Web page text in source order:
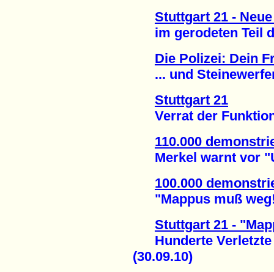
Stuttgart 21 -
im gerodeten Teil
Die Polizei: Dein
... und Steinewerfer
Stuttgart 21
Verrat der
110.000
Merkel warnt vor
100.000
"Mappus muß
Stuttgart 21 -
Hunderte Verletzte
(30.09.10)